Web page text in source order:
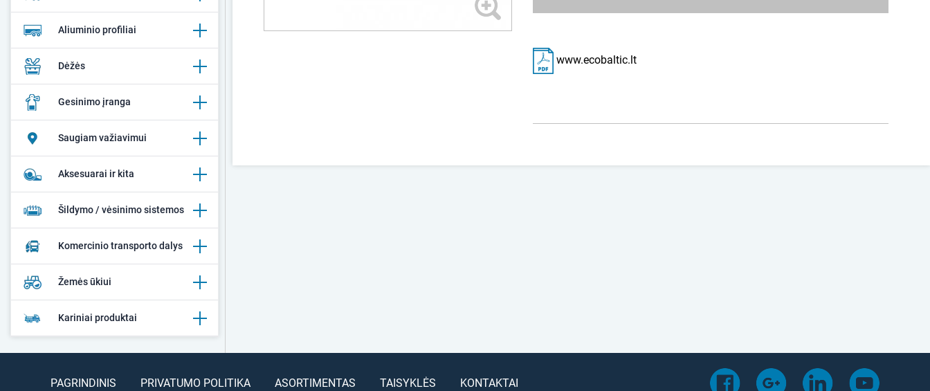
Aliuminio profiliai
Dėžės
Gesinimo įranga
Saugiam važiavimui
Aksesuarai ir kita
Šildymo / vėsinimo sistemos
Komercinio transporto dalys
Žemės ūkiui
Kariniai produktai
www.ecobaltic.lt
PAGRINDINIS PRIVATUMO POLITIKA ASORTIMENTAS TAISYKLĖS KONTAKTAI